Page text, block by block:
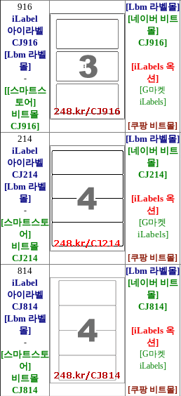
916
iLabel
아이라벨
CJ916
[Lbm 라벨
몰]
-
[[스마트스
토어]
비트몰
CJ916]
[Lbm 라벨몰]
[네이버 비트
몰]
CJ916]
[iLabels 옥
션]
[G마켓
iLabels]
[쿠팡 비트몰]
214
iLabel
아이라벨
CJ214
[Lbm 라벨
몰]
-
[스마트스토
어]
비트몰
CJ214
[Lbm 라벨몰]
[네이버 비트
몰]
CJ214]
[iLabels 옥
션]
[G마켓
iLabels]
[쿠팡 비트몰]
814
iLabel
아이라벨
CJ814
[Lbm 라벨
몰]
-
[스마트스토
어]
비트몰
CJ814
[Lbm 라벨몰]
[네이버 비트
몰]
CJ814]
[iLabels 옥
션]
[G마켓
iLabels]
[쿠팡 비트몰]